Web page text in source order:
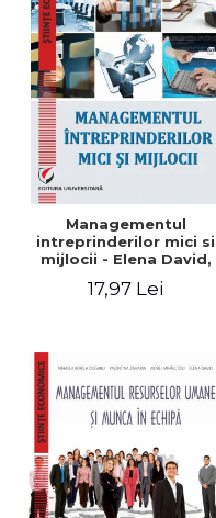
Managementul
intreprinderilor mici si
mijlocii - Elena David,
Roxana Carmen Ionescu,
17,97 Lei